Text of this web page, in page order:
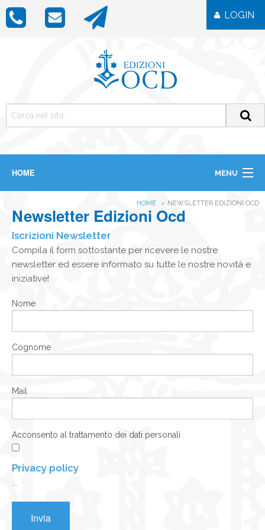
LOGIN
HOME MENU
LIBRI
RIVISTE
ICONE
IMMAGINI
OGGETTISTICA
NEWS
CONTATTI
HOME NEWSLETTER EDIZIONI OCD
Newsletter Edizioni Ocd
Iscrizioni Newsletter
Compila il form sottostante per ricevere le nostre
newsletter ed essere informato su tutte le nostre novità e
iniziative!
Nome
Cognome
Mail
Acconsento al trattamento dei dati personali
Privacy policy
Invia